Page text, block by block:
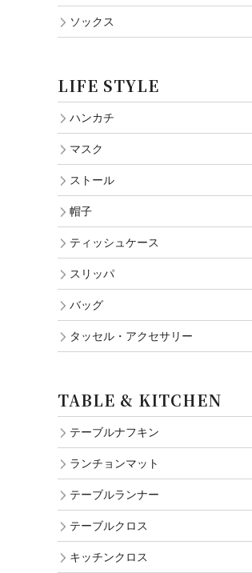
ソックス
LIFE STYLE
ハンカチ
マスク
ストール
帽子
ティッシュケース
スリッパ
バッグ
タッセル・アクセサリー
TABLE & KITCHEN
テーブルナフキン
ランチョンマット
テーブルランナー
テーブルクロス
キッチンクロス